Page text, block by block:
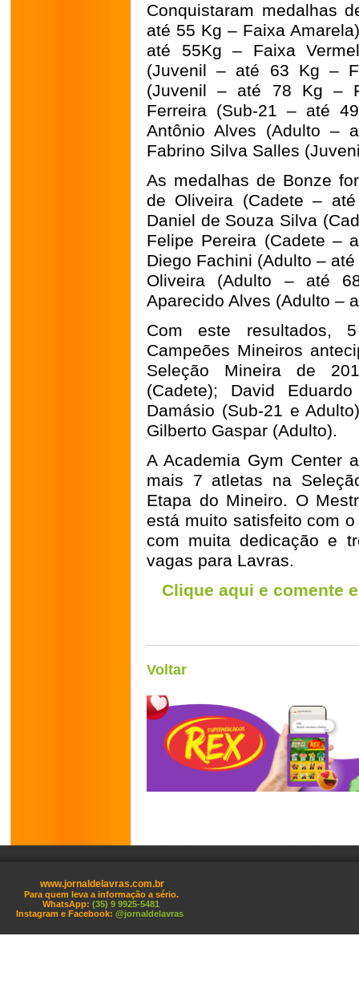
Conquistaram medalhas
até 55 Kg – Faixa
até 55Kg – Faixa
(Juvenil – até 63 Kg –
(Juvenil – até 78 Kg –
Ferreira (Sub-21 – até
Antônio Alves (Adulto –
Fabrino Silva Salles
As medalhas de Bonze
de Oliveira (Cadete –
Daniel de Souza Silva
Felipe Pereira (Cadete –
Diego Fachini (Adulto –
Oliveira (Adulto – até
Aparecido Alves (Adulto –
Com este resultados,
Campeões Mineiros
Seleção Mineira de
(Cadete); David
Damásio (Sub-21 e
Gilberto Gaspar (Adulto).
A Academia Gym Center
mais 7 atletas na
Etapa do Mineiro. O
está muito satisfeito com
com muita dedicação e
vagas para Lavras.
Clique aqui e comente
Voltar
www.jornaldelavras.com.br
Para quem leva a informação a sério.
WhatsApp: (35) 9 9925-5481
Instagram e Facebook: @jornaldelavras